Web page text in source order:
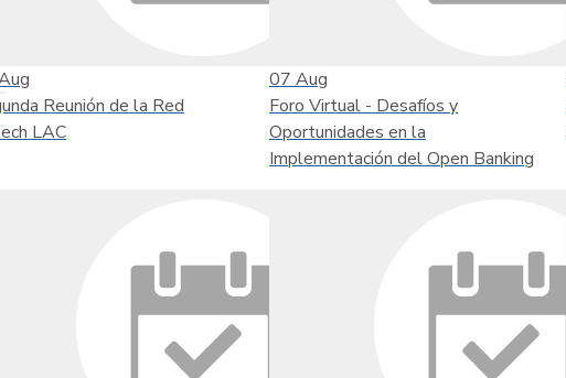
Reunión de la Red
LAC
07 Aug
Foro Virtual - Desafíos y
Oportunidades en la
Implementación del Open Banking